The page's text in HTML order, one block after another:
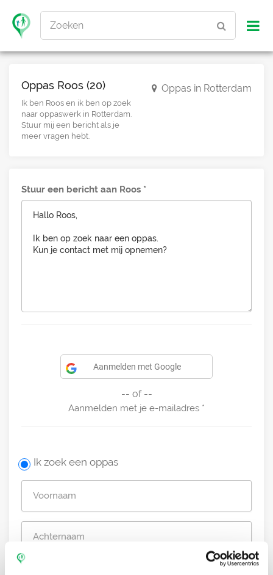
Zoeken
Oppas Roos (20)
Ik ben Roos en ik ben op zoek
naar oppaswerk in Rotterdam.
Stuur mij een bericht als je
meer vragen hebt.
Oppas in Rotterdam
Stuur een bericht aan Roos
Aanmelden met Google
-- of --
Aanmelden met je e-mailadres
Ik zoek een oppas